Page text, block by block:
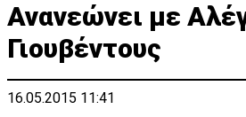
Ανανεώνει με
Γιουβέντους
16.05.2015 11:41